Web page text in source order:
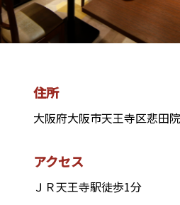
住所
大阪府大阪市天王寺区悲田
アクセス
ＪＲ天王寺駅徒歩1分